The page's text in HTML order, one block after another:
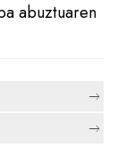
abuztuaren